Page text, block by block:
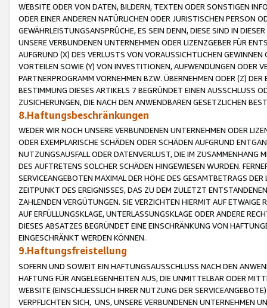
WEBSITE ODER VON DATEN, BILDERN, TEXTEN ODER SONSTIGEN
ODER EINER ANDEREN NATÜRLICHEN ODER JURISTISCHEN PERSON
GEWÄHRLEISTUNGSANSPRÜCHE, ES SEIN DENN, DIESE SIND IN
UNSERE VERBUNDENEN UNTERNEHMEN ODER LIZENZGEBER FÜR
AUFGRUND (X) DES VERLUSTS VON VORAUSSICHTLICHEN
VORTEILEN SOWIE (Y) VON INVESTITIONEN, AUFWENDUNGEN ODER
PARTNERPROGRAMM VORNEHMEN BZW. ÜBERNEHMEN ODER (Z)
BESTIMMUNG DIESES ARTIKELS 7 BEGRÜNDET EINEN AUSSCHLUSS
ZUSICHERUNGEN, DIE NACH DEN ANWENDBAREN GESETZLICHEN
8.Haftungsbeschränkungen
WEDER WIR NOCH UNSERE VERBUNDENEN UNTERNEHMEN ODER
ODER EXEMPLARISCHE SCHÄDEN ODER SCHÄDEN AUFGRUND
NUTZUNGSAUSFALL ODER DATENVERLUST, DIE IM ZUSAMMENHANG
DES AUFTRETENS SOLCHER SCHÄDEN HINGEWIESEN WURDEN.
SERVICEANGEBOTEN MAXIMAL DER HÖHE DES GESAMTBETRAGS
ZEITPUNKT DES EREIGNISSES, DAS ZU DEM ZULETZT
ZAHLENDEN VERGÜTUNGEN. SIE VERZICHTEN HIERMIT AUF
AUF ERFÜLLUNGSKLAGE, UNTERLASSUNGSKLAGE ODER ANDERE
DIESES ABSATZES BEGRÜNDET EINE EINSCHRÄNKUNG VON
EINGESCHRÄNKT WERDEN KÖNNEN.
9.Haftungsfreistellung
SOFERN UND SOWEIT EIN HAFTUNGSAUSSCHLUSS NACH DEN
HAFTUNG FÜR ANGELEGENHEITEN AUS, DIE UNMITTELBAR ODER
WEBSITE (EINSCHLIESSLICH IHRER NUTZUNG DER
VERPFLICHTEN SICH, UNS, UNSERE VERBUNDENEN UNTERNEHMEN